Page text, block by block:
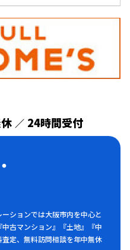
／ 24時間受付
ションでは大阪市内を中心と
古マンション』『土地』『中
定、無料訪問相談を年中無休